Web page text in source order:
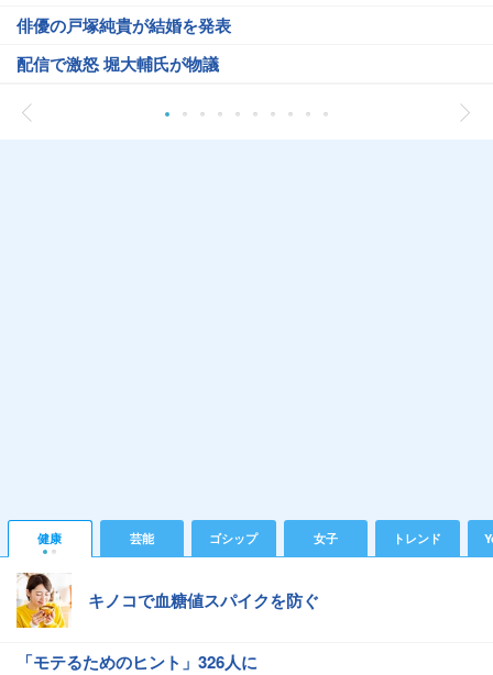
俳優の戸塚純貴が結婚を発表
配信で激怒 堀大輔氏が物議
健康 芸能 ゴシップ 女子 トレンド
キノコで血糖値スパイクを防ぐ
「モテるためのヒント」326人に